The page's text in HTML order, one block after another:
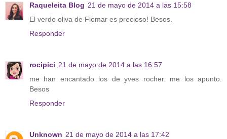
Raqueleita Blog 21 de mayo de 2014 a las 15:58
El verde oliva de Flomar es precioso! Besos.
Responder
rocipici 21 de mayo de 2014 a las 16:57
me han encantado los de yves rocher. me los apunto.
Besos
Responder
Unknown 21 de mayo de 2014 a las 17:42